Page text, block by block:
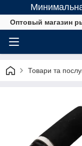
Оптовый магазин
Товари та